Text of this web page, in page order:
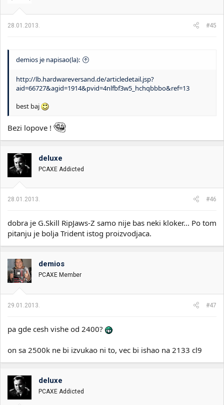
28.01.2013. #45
demios je napisao(la):
http://lb.hardwareversand.de/articledetail.jsp?
aid=66727&agid=1914&pvid=4nlfbf3w5_hchqbbbo&ref=13
best baj
Bezi lopove !
deluxe
PCAXE Addicted
28.01.2013. #46
dobra je G.Skill RipJaws-Z samo nije bas neki kloker... Po tom
pitanju je bolja Trident istog proizvodjaca.
demios
PCAXE Member
29.01.2013. #47
pa gde cesh vishe od 2400?
on sa 2500k ne bi izvukao ni to, vec bi ishao na 2133 cl9
deluxe
PCAXE Addicted